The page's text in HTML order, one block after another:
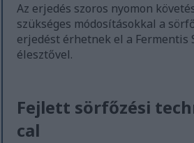
Az erjedés szoros nyomon
szükséges módosításokkal a
erjedést érhetnek el a Fermentis
élesztővel.
Fejlett sörfőzési
cal